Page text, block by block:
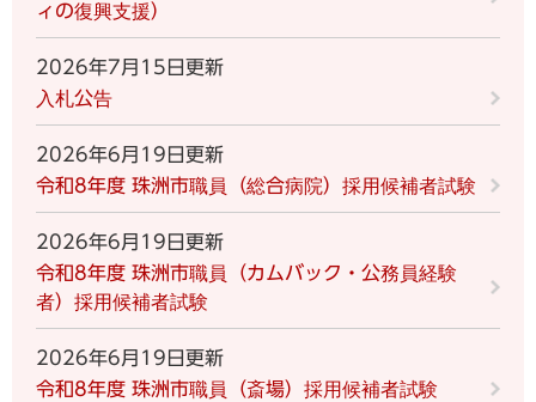
ィの復興支援）
2026年7月15日更新
入札公告
2026年6月19日更新
令和8年度 珠洲市職員（総合病院）採用候補者試験
2026年6月19日更新
令和8年度 珠洲市職員（カムバック・公務員経験
者）採用候補者試験
2026年6月19日更新
令和8年度 珠洲市職員（斎場）採用候補者試験